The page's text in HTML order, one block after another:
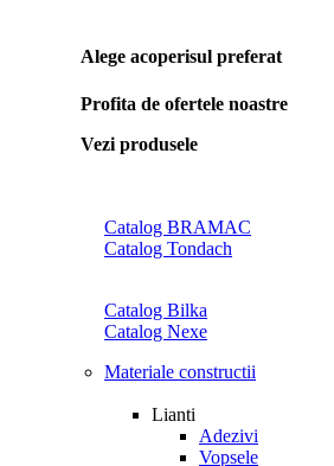
Alege acoperisul preferat
Profita de ofertele noastre
Vezi produsele
Catalog BRAMAC
Catalog Tondach
Catalog Bilka
Catalog Nexe
Materiale constructii
Lianti
Adezivi
Vopsele